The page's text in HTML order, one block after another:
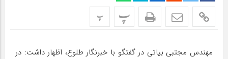
پ پ
مهندس مجتبی بیاتی در گفتگو با خبرنگار طلوع، اظهار داشت: در